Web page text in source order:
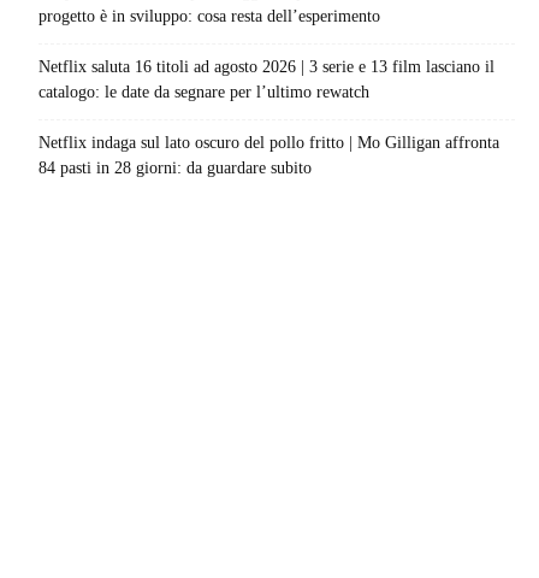
progetto è in sviluppo: cosa resta dell’esperimento
Netflix saluta 16 titoli ad agosto 2026 | 3 serie e 13 film lasciano il
catalogo: le date da segnare per l’ultimo rewatch
Netflix indaga sul lato oscuro del pollo fritto | Mo Gilligan affronta
84 pasti in 28 giorni: da guardare subito